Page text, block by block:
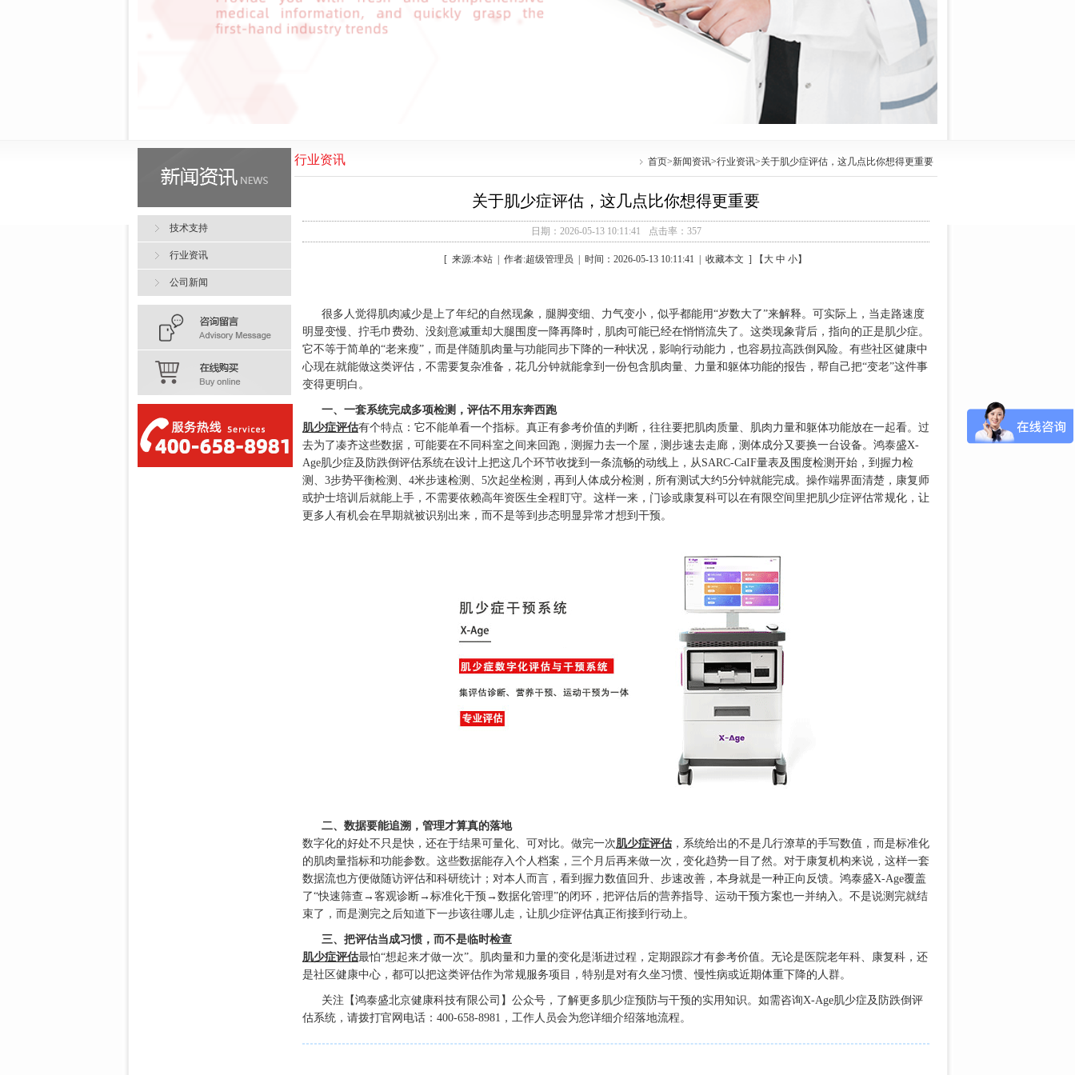
行业资讯 首页>新闻资讯>行业资讯>关于肌少症评估，这几点比你想得更重要
关于肌少症评估，这几点比你想得更重要
日期：2026-05-13 10:11:41 点击率：357
[ 来源:本站 | 作者:超级管理员 | 时间：2026-05-13 10:11:41 | 收藏本文 ] 【大 中 小】
很多人觉得肌肉减少是上了年纪的自然现象，腿脚变细、力气变小，似乎都能用“岁数大了”来解释。可实际上，当走路速度
明显变慢、拧毛巾费劲、没刻意减重却大腿围度一降再降时，肌肉可能已经在悄悄流失了。这类现象背后，指向的正是肌少症。
它不等于简单的“老来瘦”，而是伴随肌肉量与功能同步下降的一种状况，影响行动能力，也容易拉高跌倒风险。有些社区健康中
心现在就能做这类评估，不需要复杂准备，花几分钟就能拿到一份包含肌肉量、力量和躯体功能的报告，帮自己把“变老”这件事
变得更明白。
一、一套系统完成多项检测，评估不用东奔西跑
肌少症评估有个特点：它不能单看一个指标。真正有参考价值的判断，往往要把肌肉质量、肌肉力量和躯体功能放在一起看。过
去为了凑齐这些数据，可能要在不同科室之间来回跑，测握力去一个屋，测步速去走廊，测体成分又要换一台设备。鸿泰盛X-
Age肌少症及防跌倒评估系统在设计上把这几个环节收拢到一条流畅的动线上，从SARC-CaIF量表及围度检测开始，到握力检
测、3步势平衡检测、4米步速检测、5次起坐检测，再到人体成分检测，所有测试大约5分钟就能完成。操作端界面清楚，康复师
或护士培训后就能上手，不需要依赖高年资医生全程盯守。这样一来，门诊或康复科可以在有限空间里把肌少症评估常规化，让
更多人有机会在早期就被识别出来，而不是等到步态明显异常才想到干预。
二、数据要能追溯，管理才算真的落地
数字化的好处不只是快，还在于结果可量化、可对比。做完一次肌少症评估 ，系统给出的不是几行潦草的手写数值，而是标准化
的肌肉量指标和功能参数。这些数据能存入个人档案，三个月后再来做一次，变化趋势一目了然。对于康复机构来说，这样一套
数据流也方便做随访评估和科研统计；对本人而言，看到握力数值回升、步速改善，本身就是一种正向反馈。鸿泰盛X-Age覆盖
了“快速筛查→客观诊断→标准化干预→数据化管理”的闭环，把评估后的营养指导、运动干预方案也一并纳入。不是说测完就结
束了，而是测完之后知道下一步该往哪儿走，让肌少症评估真正衔接到行动上。
三、把评估当成习惯，而不是临时检查
肌少症评估最怕“想起来才做一次”。肌肉量和力量的变化是渐进过程，定期跟踪才有参考价值。无论是医院老年科、康复科，还
是社区健康中心，都可以把这类评估作为常规服务项目，特别是对有久坐习惯、慢性病或近期体重下降的人群。
关注【鸿泰盛北京健康科技有限公司】公众号，了解更多肌少症预防与干预的实用知识。如需咨询X-Age肌少症及防跌倒评
估系统，请拨打官网电话：400-658-8981，工作人员会为您详细介绍落地流程。
技术支持
行业资讯
公司新闻